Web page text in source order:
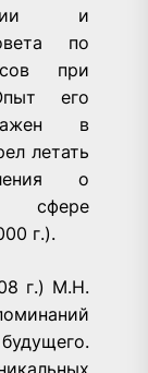
и
по
при
его
в
летать
о
г.).
г.) М.Н.